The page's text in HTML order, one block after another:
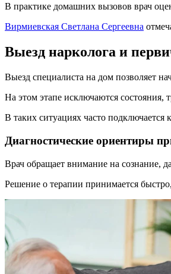
В практике домашних вызовов врач
Вирмиевская Светлана Сергеевна
Выезд нарколога и
Выезд специалиста на дом позволяет
На этом этапе исключаются состояния,
В таких ситуациях часто
Диагностические ориентиры
Врач обращает внимание на сознание,
Решение о терапии принимается